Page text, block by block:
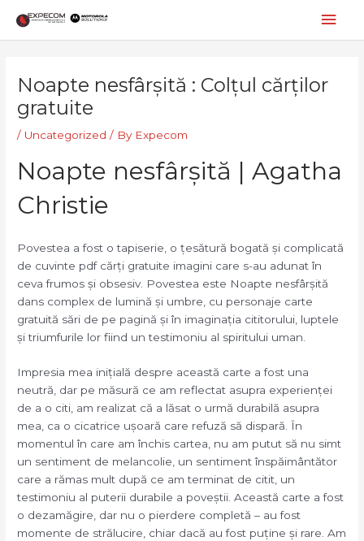
content
Noapte nesfârșită : Colțul cărților
gratuite
/ Uncategorized / By Expecom
Noapte nesfârșită | Agatha
Christie
Povestea a fost o tapiserie, o țesătură bogată și complicată
de cuvinte pdf cărți gratuite imagini care s-au adunat în
ceva frumos și obsesiv. Povestea este Noapte nesfârșită
dans complex de lumină și umbre, cu personaje carte
gratuită sări de pe pagină și în imaginația cititorului, luptele
și triumfurile lor fiind un testimoniu al spiritului uman.
Impresia mea inițială despre această carte a fost una
neutră, dar pe măsură ce am reflectat asupra experienței
de a o citi, am realizat că a lăsat o urmă durabilă asupra
mea, ca o cicatrice ușoară care refuză să dispară. În
momentul în care am închis cartea, nu am putut să nu simt
un sentiment de melancolie, un sentiment înspăimântător
care a rămas mult după ce am terminat de citit, un
testimoniu al puterii durabile a poveștii. Această carte a fost
o dezamăgire, dar nu o pierdere completă – au fost
momente de strălucire, chiar dacă au fost puține și rare. Am